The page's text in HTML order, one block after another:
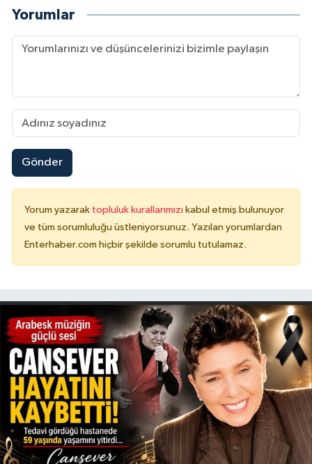
Yorumlar
Gönder
Yorum yazarak topluluk kurallarımızı kabul etmiş bulunuyor
ve tüm sorumluluğu üstleniyorsunuz. Yazılan yorumlardan
Enterhaber.com hiçbir şekilde sorumlu tutulamaz.